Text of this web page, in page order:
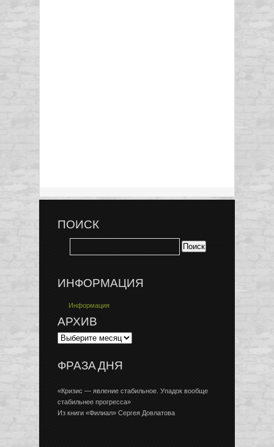
ПОИСК
ИНФОРМАЦИЯ
Информация
АРХИВ
ФРАЗА ДНЯ
«Кризис — явление стабильное. Упадок вообще
стабильнее прогресса»
Из книги «Филиал» Сергея Довлатова